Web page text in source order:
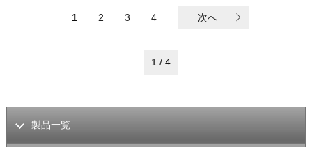
1 / 4
1 2 3 4 次へ
製品一覧